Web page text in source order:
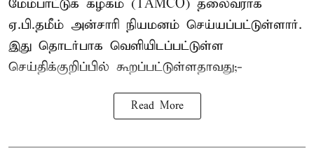
மேம்பாட்டுக் கழகம் (TAMCO) தலைவராக
ஏ.பி.தமீம் அன்சாரி நியமனம் செய்யப்பட்டுள்ளார்.
இது தொடர்பாக வெளியிடப்பட்டுள்ள
செய்திக்குறிப்பில் கூறப்பட்டுள்ளதாவது;-
Read More